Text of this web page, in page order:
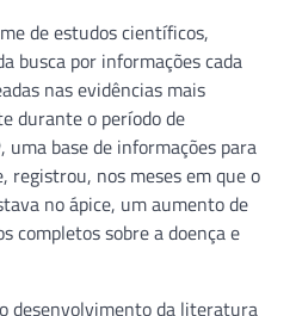
de estudos científicos,
busca por informações cada
nas evidências mais
durante o período de
uma base de informações para
registrou, nos meses em que o
no ápice, um aumento de
completos sobre a doença e
desenvolvimento da literatura